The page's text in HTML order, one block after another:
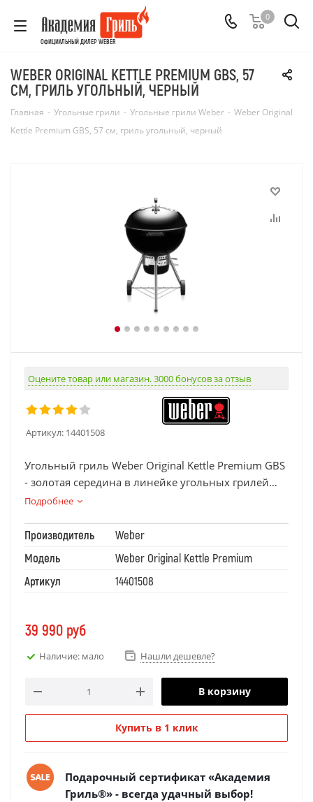
ОФИЦИАЛЬНЫЙ ДИЛЕР WEBER
0
WEBER ORIGINAL KETTLE PREMIUM GBS, 57
СМ, ГРИЛЬ УГОЛЬНЫЙ, ЧЕРНЫЙ
Главная - Угольные грили - Угольные грили Weber - Weber Original
Kettle Premium GBS, 57 см, гриль угольный, черный
Оцените товар или магазин. 3000 бонусов за отзыв
Артикул: 14401508
Угольный гриль Weber Original Kettle Premium GBS
- золотая середина в линейке угольных грилей
Weber.
Подробнее
Производитель
Weber
Модель
Weber Original Kettle Premium
Артикул
14401508
39 990 руб
Наличие: мало Нашли дешевле?
В корзину
Купить в 1 клик
Подарочный сертификат «Академия
Гриль®» - всегда удачный выбор!